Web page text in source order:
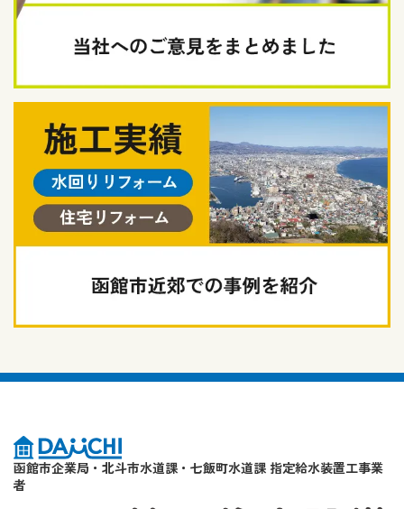
函館市企業局・北斗市水道課・七飯町水道課 指定給水装置工事業
者